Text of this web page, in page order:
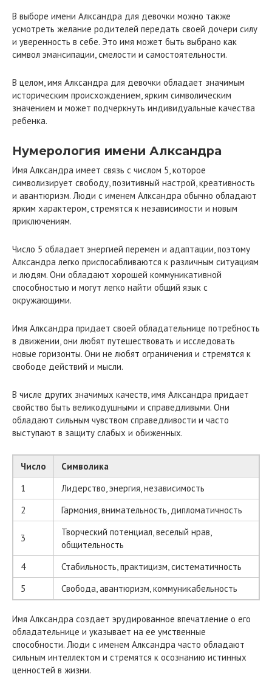
В выборе имени Алксандра для девочки можно также
усмотреть желание родителей передать своей дочери силу
и уверенность в себе. Это имя может быть выбрано как
символ эмансипации, смелости и самостоятельности.
В целом, имя Алксандра для девочки обладает значимым
историческим происхождением, ярким символическим
значением и может подчеркнуть индивидуальные качества
ребенка.
Нумерология имени Алксандра
Имя Алксандра имеет связь с числом 5, которое
символизирует свободу, позитивный настрой, креативность
и авантюризм. Люди с именем Алксандра обычно обладают
ярким характером, стремятся к независимости и новым
приключениям.
Число 5 обладает энергией перемен и адаптации, поэтому
Алксандра легко приспосабливаются к различным ситуациям
и людям. Они обладают хорошей коммуникативной
способностью и могут легко найти общий язык с
окружающими.
Имя Алксандра придает своей обладательнице потребность
в движении, они любят путешествовать и исследовать
новые горизонты. Они не любят ограничения и стремятся к
свободе действий и мысли.
В числе других значимых качеств, имя Алксандра придает
свойство быть великодушными и справедливыми. Они
обладают сильным чувством справедливости и часто
выступают в защиту слабых и обиженных.
Число
Символика
1
Лидерство, энергия, независимость
2
Гармония, внимательность, дипломатичность
3
Творческий потенциал, веселый нрав,
общительность
4
Стабильность, практицизм, систематичность
5
Свобода, авантюризм, коммуникабельность
Имя Алксандра создает эрудированное впечатление о его
обладательнице и указывает на ее умственные
способности. Люди с именем Алксандра часто обладают
сильным интеллектом и стремятся к осознанию истинных
ценностей в жизни.